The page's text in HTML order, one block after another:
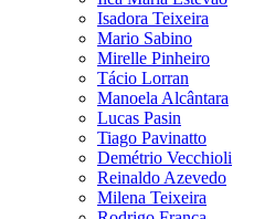
Isadora Teixeira
Mario Sabino
Mirelle Pinheiro
Tácio Lorran
Manoela Alcântara
Lucas Pasin
Tiago Pavinatto
Demétrio Vecchioli
Reinaldo Azevedo
Milena Teixeira